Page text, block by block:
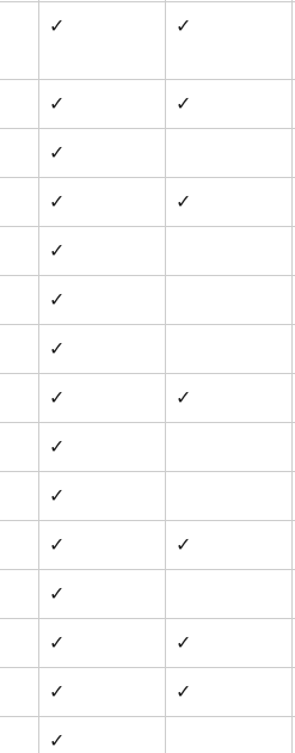
✓ ✓
✓ ✓
✓
✓ ✓
✓
✓
✓
✓ ✓
✓
✓
✓ ✓
✓
✓ ✓
✓ ✓
✓